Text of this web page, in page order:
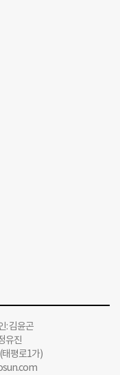
: 김윤곤
유진
태평로1가)